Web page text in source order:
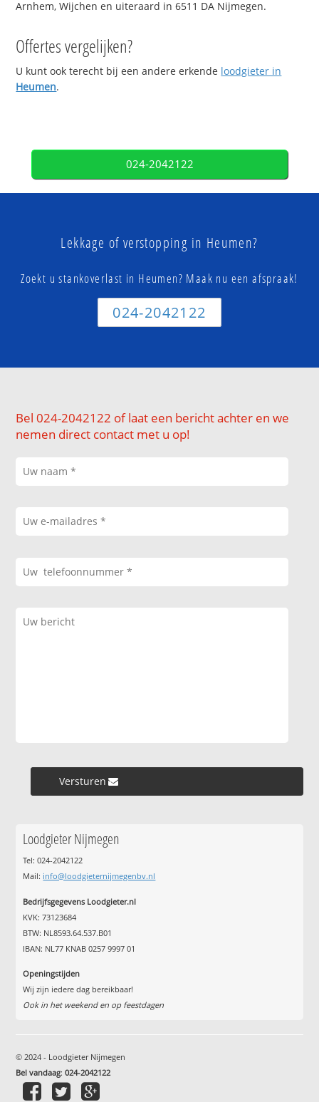
Arnhem, Wijchen en uiteraard in 6511 DA Nijmegen.
Offertes vergelijken?
U kunt ook terecht bij een andere erkende loodgieter in
Heumen.
024-2042122
Lekkage of verstopping in Heumen?
Zoekt u stankoverlast in Heumen? Maak nu een afspraak!
024-2042122
Bel 024-2042122 of laat een bericht achter en we
nemen direct contact met u op!
Versturen »
Loodgieter Nijmegen
Tel: 024-2042122
Mail: info@loodgieternijmegenbv.nl
Bedrijfsgegevens Loodgieter.nl
KVK: 73123684
BTW: NL8593.64.537.B01
IBAN: NL77 KNAB 0257 9997 01
Openingstijden
Wij zijn iedere dag bereikbaar!
Ook in het weekend en op feestdagen
© 2024 - Loodgieter Nijmegen
Bel vandaag:024-2042122